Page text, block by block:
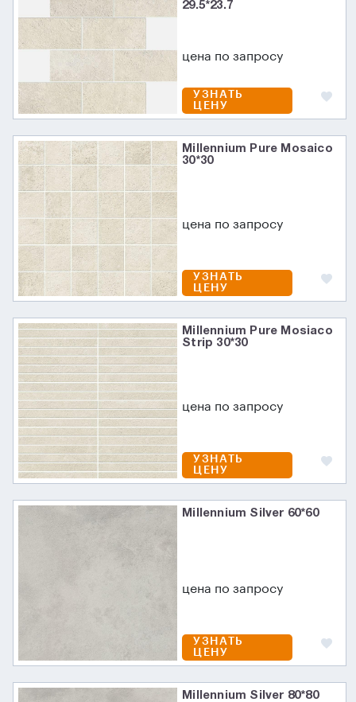
29.5*23.7
цена по запросу
УЗНАТЬ
ЦЕНУ
Millennium Pure Mosaico
30*30
цена по запросу
УЗНАТЬ
ЦЕНУ
Millennium Pure Mosiaco
Strip 30*30
цена по запросу
УЗНАТЬ
ЦЕНУ
Millennium Silver 60*60
цена по запросу
УЗНАТЬ
ЦЕНУ
Millennium Silver 80*80